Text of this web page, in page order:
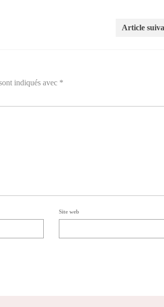
Article
indiqués avec *
Site web